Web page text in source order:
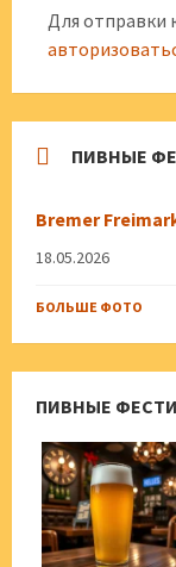
Для отправки
ПИВНЫЕ
Bremer
18.05.2026
БОЛЬШЕ ФОТО
ПИВНЫЕ